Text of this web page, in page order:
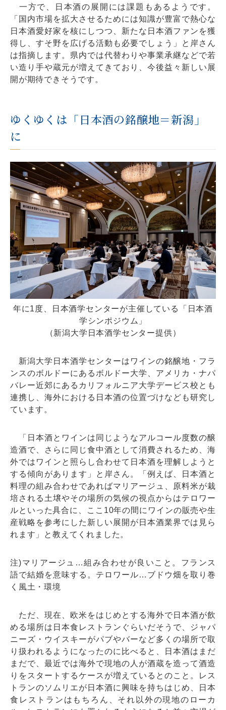
一方で、日本酒の展開には課題もあるようです。
「国内市場を拡大させるためには知識が豊富で熱心な
日本酒愛好家を核にしつつ、新たな日本酒ファンを獲
得し、すそ野を広げる活動も必要でしょう」と岸さん
は指摘します。県内では代替わりや事業承継などで若
い造り手や蔵元が増えてきており、今後益々新しい展
開が期待できそうです。
ゆくゆくは「日本酒の銘醸地＝新潟」
に
年に1度、日本酒学センターが主催している「日本酒
学シンポジウム」
（新潟大学日本酒学センター提供）
新潟大学日本酒学センターはワインの銘醸地・フラ
ンスのボルドーにあるボルドー大学、アメリカ・ナパ
バレー近郊にあるカリフォルニア大学デービス校とも
連携し、海外における日本酒の位置づけなども研究し
ています。
「日本酒とワインは同じようなアルコール度数の醸
造酒で、さらに同じ食中酒として消費されるため、海
外ではワインと照らし合わせて日本酒を理解しようと
する傾向があります」と岸さん。「例えば、日本酒と
料理の組み合わせであればマリアージュ、原料米が栽
培される土壌やその場所の気候の視点からはテロワー
ルといった具合に、ここ10年の間にワインの販売や生
産戦略を参考にした新しい展開が日本酒業界では見ら
れます」と教えてくれました。
注)マリアージュ…組み合わせが良いこと。フランス
語で結婚を意味する。テロワール…ブドウ畑を取り巻
く風土・環境
ただ、現在、欧米をはじめとする海外で日本酒が飲
める場所は日本食レストランぐらいだそうで、ジャパ
ニーズ・ウイスキーがパブやバーなど多くの場所で取
り扱われるようになったのに比べると、日本酒はまだ
まだで、最近では海外で現地の人が酒蔵を造って酒造
りをスタートするケースが増えているとのこと。レス
トランのソムリエが日本酒に興味を持ちはじめ、日本
食レストランはもちろん、それ以外の現地のローカ